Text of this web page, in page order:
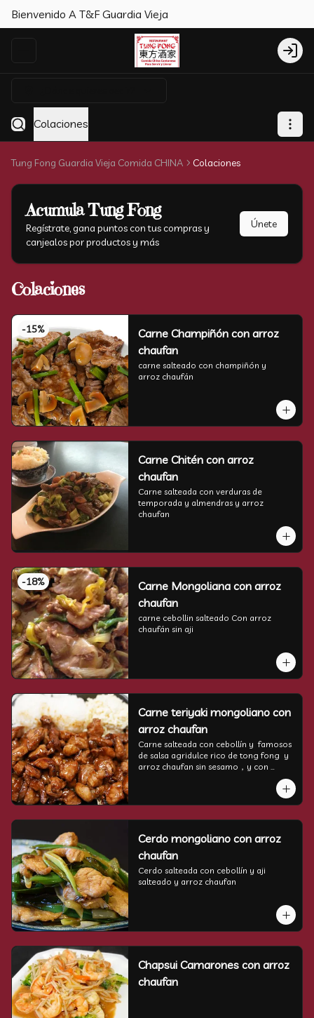
Bienvenido A T&F Guardia Vieja
Login
Colaciones
Tung Fong Guardia Vieja Comida CHINA Colaciones
AcumulaTung Fong
Regístrate, gana puntos con tus compras y
canjealos por productos y más
Únete
Colaciones
-15%
Carne Champiñón con arroz
chaufan
carne salteado con champiñón y
arroz chaufán
Carne Chitén con arroz
chaufan
Carne salteada con verduras de
temporada y almendras y arroz
chaufan
-18%
Carne Mongoliana con arroz
chaufan
carne cebollin salteado Con arroz
chaufán sin aji
Carne teriyaki mongoliano con
arroz chaufan
Carne salteada con cebollín y  famosos
de salsa agridulce rico de tong fong  y
arroz chaufan sin sesamo，y con
Cerdo mongoliano con arroz
chaufan
Cerdo salteada con cebollín y aji
salteado y arroz chaufan
Chapsui Camarones con arroz
chaufan